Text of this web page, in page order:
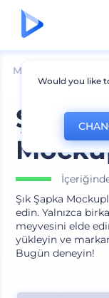
Mockuplar
Şık
Şık Şapka
edin. Yalnızca
meyvesini elde
yükleyin ve
Bugün deneyin!
Would you like